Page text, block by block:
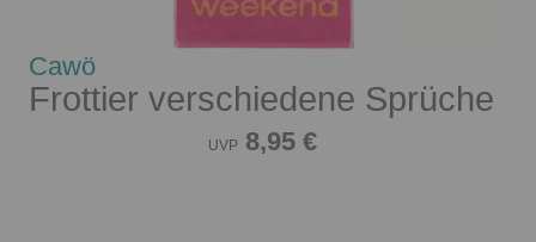
Cawö
Frottier verschiedene Sprüche
UVP 8,95 €